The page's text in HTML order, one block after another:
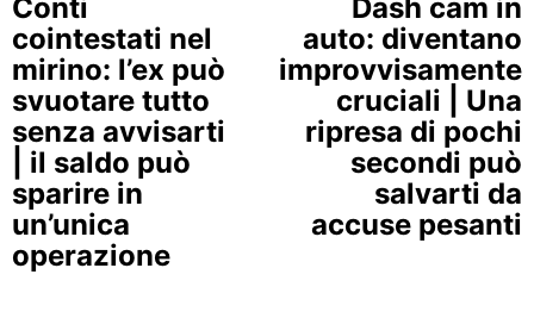
Conti
cointestati nel
mirino: l’ex può
svuotare tutto
senza avvisarti
| il saldo può
sparire in
un’unica
operazione
Dash cam in
auto: diventano
improvvisamente
cruciali | Una
ripresa di pochi
secondi può
salvarti da
accuse pesanti